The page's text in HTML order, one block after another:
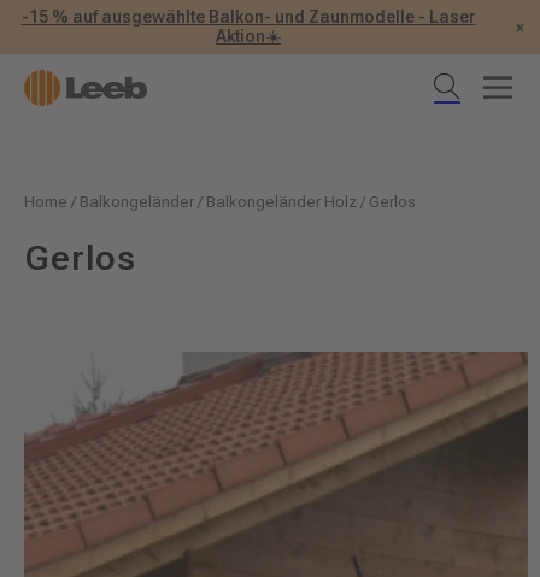
-15 % auf ausgewählte Balkon- und Zaunmodelle - Laser
Aktion☀️
×
Home / Balkongeländer/ Balkongeländer Holz/ Gerlos
Gerlos